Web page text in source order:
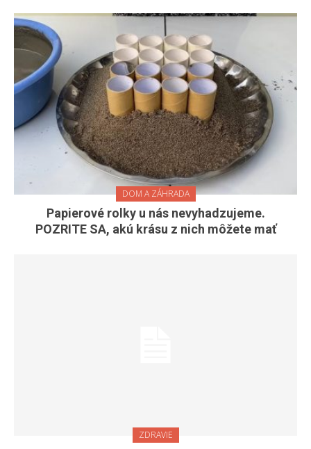
DOM A ZÁHRADA
Papierové rolky u nás nevyhadzujeme.
POZRITE SA, akú krásu z nich môžete mať
ZDRAVIE